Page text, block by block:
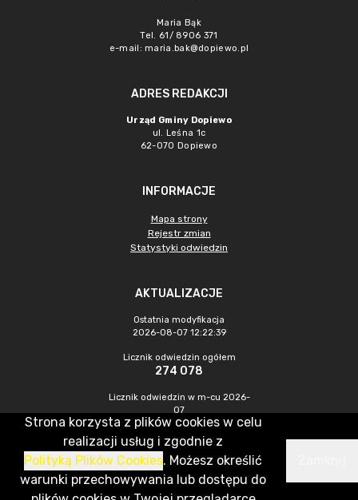
Maria Bąk
Tel. 61/ 8906 371
e-mail: maria.bak@dopiewo.pl
ADRES REDAKCJI
Urząd Gminy Dopiewo
ul. Leśna 1c
62-070 Dopiewo
INFORMACJE
Mapa strony
Rejestr zmian
Statystyki odwiedzin
AKTUALIZACJE
Ostatnia modyfikacja
2026-08-07 12:22:39
Licznik odwiedzin ogółem
274 078
Licznik odwiedzin w m-cu 2026-
07
867
CMS & Hosting: Nefeni Sp. z o.o.
Strona korzysta z plików cookies w celu
realizacji usług i zgodnie z
Polityką Plików Cookies. Możesz określić
warunki przechowywania lub dostępu do